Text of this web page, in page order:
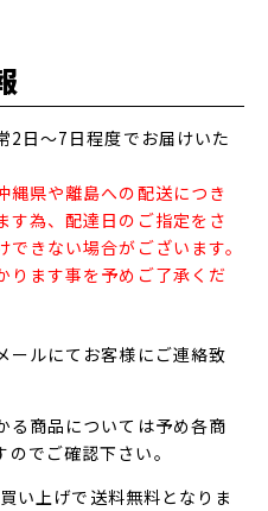
2日～7日程度でお届けいた
縄県や離島への配送につき
す為、配達日のご指定をさ
きない場合がございます。
ります事を予めご了承くだ
ルにてお客様にご連絡致
商品については予め各商
でご確認下さい。
い上げで送料無料となりま